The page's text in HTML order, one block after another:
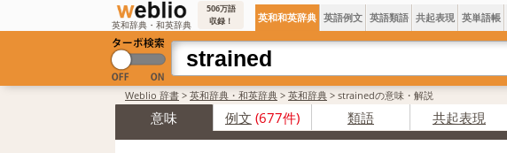
英和辞典・和英辞典
506万語
収録！
英和和英辞典 英語例文 英語類語 共起表現 英単語帳
Weblio 辞書 > 英和辞典・和英辞典 > 英和辞典 > strainedの意味・解説
意味 例文 (677件) 類語 共起表現